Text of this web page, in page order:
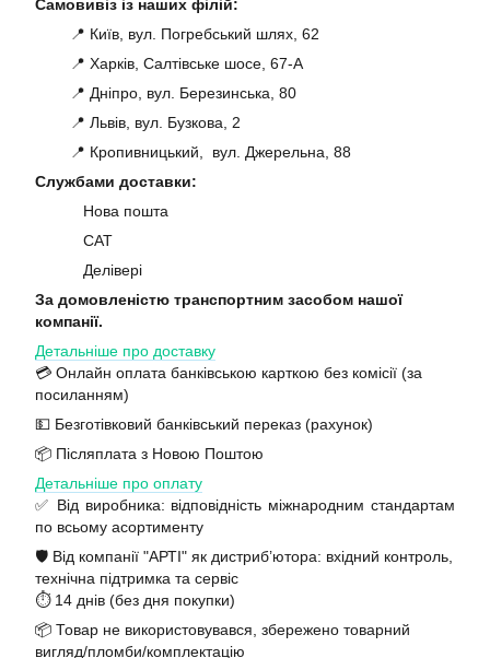
Самовивіз із наших філій:
📍 Київ, вул. Погребський шлях, 62
📍 Харків, Салтівське шосе, 67-А
📍 Дніпро, вул. Березинська, 80
📍 Львів, вул. Бузкова, 2
📍 Кропивницький, вул. Джерельна, 88
Службами доставки:
Нова пошта
САТ
Делівері
За домовленістю транспортним засобом нашої
компанії.
Детальніше про доставку
💳 Онлайн оплата банківською карткою без комісії (за
посиланням)
💵 Безготівковий банківський переказ (рахунок)
📦 Післяплата з Новою Поштою
Детальніше про оплату
✅ Від виробника: відповідність міжнародним стандартам
по всьому асортименту
🛡️ Від компанії "АРТІ" як дистриб’ютора: вхідний контроль,
технічна підтримка та сервіс
⏱️ 14 днів (без дня покупки)
📦 Товар не використовувався, збережено товарний
вигляд/пломби/комплектацію